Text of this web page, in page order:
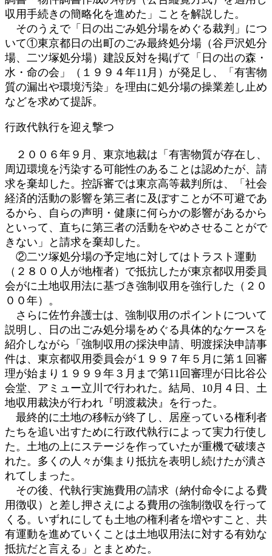
収用手続きの簡略化を進めた」ことを解説した。
そのうえで「日の出ごみ処分場をめぐる裁判」につ
いて①東京都日の出町のごみ最終処分場（谷戸沢処分
場、二ツ塚処分場）建設反対を掲げて「日の出の森・
水・命の会」（１９９４年11月）が発足し、「有害物
質の漏出や環境汚染」を理由に処分場の操業差し止め
などを求めて提訴。
行政代執行を迎え撃つ
２００６年９月、東京地裁は「有害物質が存在し、
周辺環境を汚染する可能性のあることは認めたが、請
求を棄却した。控訴審では東京高等裁判所は、「社会
経済的活動の影響を第三者に及ぼすことが不可避であ
るから、自らの声明・健康に何らかの影響があるから
といって、直ちに第三者の活動をやめさせることがで
きない」と請求を棄却した。
②二ツ塚処分場の予定地に対してはトラスト運動
（２８００人が地権者）で抵抗したが東京都収用委員
会がに土地収用法に基づき強制収用を強行した（２０
００年）。
さらに佐竹弁護士は、強制収用のポイントについて
説明し、日の出ごみ処分場をめぐる具体的なケースを
紹介しながら「強制収用の採決申請、明渡採決申請事
件は、東京都収用委員会が１９９７年５月に第１回審
理が始まり１９９９年３月まで第11回審理が日比谷公
会堂、アミュー立川で行われた。結局、10月４日、土
地収用裁決が行われ『明渡裁決』を行った。
最終的に土地の移転が終了し、居座っている権利者
たちを追い出すために行政代執行によって実力行使し
た。土地の上にステージを作っていたが重機で破壊さ
れた。多くの人々が集まり抵抗を表明し続けたが潰さ
れてしまった。
その後、代執行実施費用の請求（納付命令による費
用徴収）と差し押さえによる費用の強制徴収を行って
くる。いずれにしても土地の権利者を増やすこと、共
有運動を進めていくことは土地収用法に対する有効な
抵抗だと言える」とまとめた。